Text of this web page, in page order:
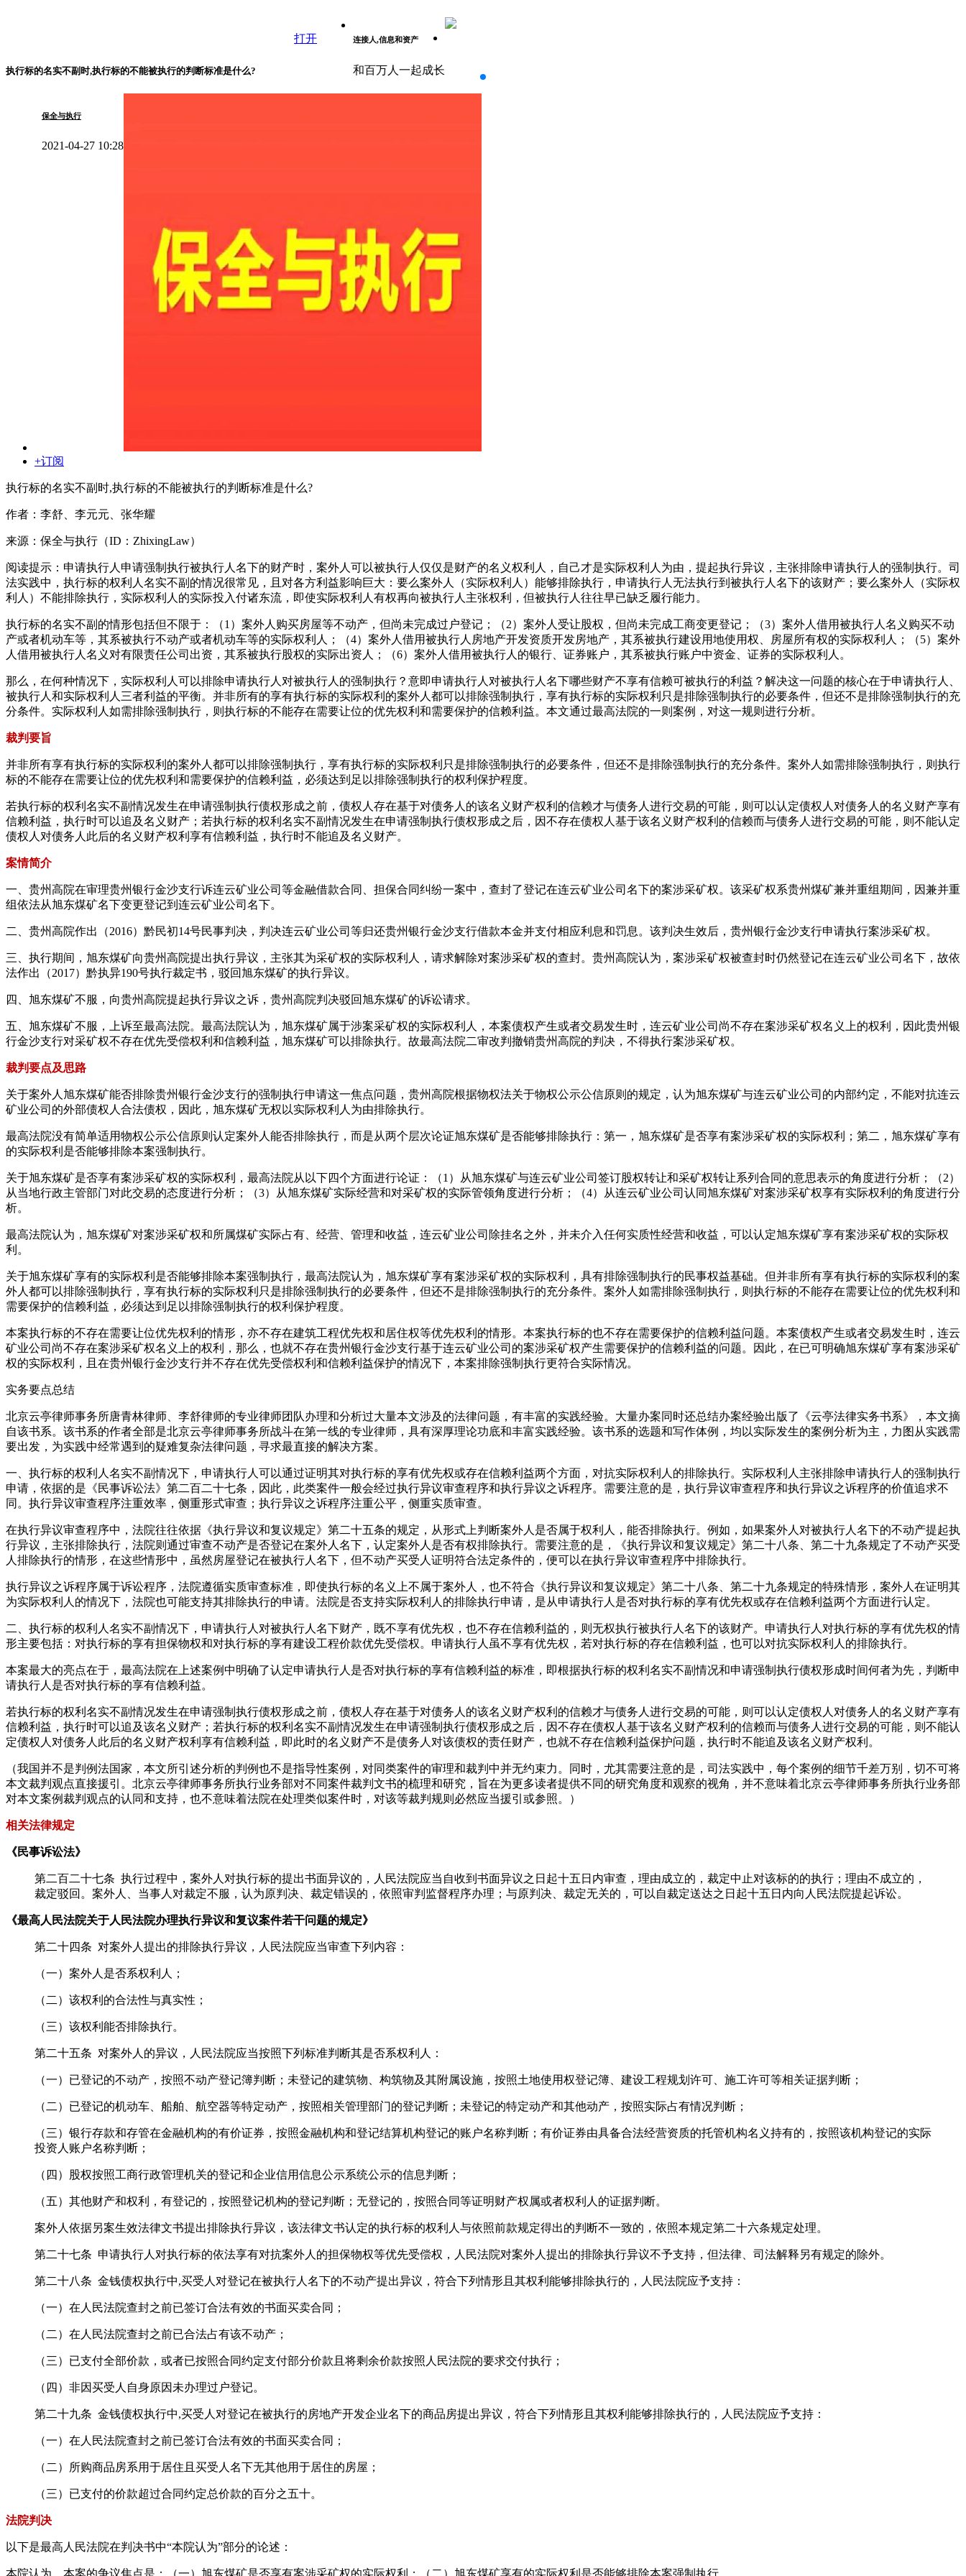
和百万人一起成长
执行标的名实不副时,执行标的不能被执行的判断标准是什么?
保全与执行
2021-04-27 10:28
+订阅
执行标的名实不副时,执行标的不能被执行的判断标准是什么?
作者：李舒、李元元、张华耀
来源：保全与执行（ID：ZhixingLaw）
阅读提示：申请执行人申请强制执行被执行人名下的财产时，案外人可以被执行人仅仅是财产的名义权利人，自己才是实际权利人为由，提起执行异议，主张排除申请执行人的强制执行。司
法实践中，执行标的权利人名实不副的情况很常见，且对各方利益影响巨大：要么案外人（实际权利人）能够排除执行，申请执行人无法执行到被执行人名下的该财产；要么案外人（实际权
利人）不能排除执行，实际权利人的实际投入付诸东流，即使实际权利人有权再向被执行人主张权利，但被执行人往往早已缺乏履行能力。
执行标的名实不副的情形包括但不限于：（1）案外人购买房屋等不动产，但尚未完成过户登记；（2）案外人受让股权，但尚未完成工商变更登记；（3）案外人借用被执行人名义购买不动
产或者机动车等，其系被执行不动产或者机动车等的实际权利人；（4）案外人借用被执行人房地产开发资质开发房地产，其系被执行建设用地使用权、房屋所有权的实际权利人；（5）案外
人借用被执行人名义对有限责任公司出资，其系被执行股权的实际出资人；（6）案外人借用被执行人的银行、证券账户，其系被执行账户中资金、证券的实际权利人。
那么，在何种情况下，实际权利人可以排除申请执行人对被执行人的强制执行？意即申请执行人对被执行人名下哪些财产不享有信赖可被执行的利益？解决这一问题的核心在于申请执行人、
被执行人和实际权利人三者利益的平衡。并非所有的享有执行标的实际权利的案外人都可以排除强制执行，享有执行标的实际权利只是排除强制执行的必要条件，但还不是排除强制执行的充
分条件。实际权利人如需排除强制执行，则执行标的不能存在需要让位的优先权利和需要保护的信赖利益。本文通过最高法院的一则案例，对这一规则进行分析。
裁判要旨
并非所有享有执行标的实际权利的案外人都可以排除强制执行，享有执行标的实际权利只是排除强制执行的必要条件，但还不是排除强制执行的充分条件。案外人如需排除强制执行，则执行
标的不能存在需要让位的优先权利和需要保护的信赖利益，必须达到足以排除强制执行的权利保护程度。
若执行标的权利名实不副情况发生在申请强制执行债权形成之前，债权人存在基于对债务人的该名义财产权利的信赖才与债务人进行交易的可能，则可以认定债权人对债务人的名义财产享有
信赖利益，执行时可以追及名义财产；若执行标的权利名实不副情况发生在申请强制执行债权形成之后，因不存在债权人基于该名义财产权利的信赖而与债务人进行交易的可能，则不能认定
债权人对债务人此后的名义财产权利享有信赖利益，执行时不能追及名义财产。
案情简介
一、贵州高院在审理贵州银行金沙支行诉连云矿业公司等金融借款合同、担保合同纠纷一案中，查封了登记在连云矿业公司名下的案涉采矿权。该采矿权系贵州煤矿兼并重组期间，因兼并重
组依法从旭东煤矿名下变更登记到连云矿业公司名下。
二、贵州高院作出（2016）黔民初14号民事判决，判决连云矿业公司等归还贵州银行金沙支行借款本金并支付相应利息和罚息。该判决生效后，贵州银行金沙支行申请执行案涉采矿权。
三、执行期间，旭东煤矿向贵州高院提出执行异议，主张其为采矿权的实际权利人，请求解除对案涉采矿权的查封。贵州高院认为，案涉采矿权被查封时仍然登记在连云矿业公司名下，故依
法作出（2017）黔执异190号执行裁定书，驳回旭东煤矿的执行异议。
四、旭东煤矿不服，向贵州高院提起执行异议之诉，贵州高院判决驳回旭东煤矿的诉讼请求。
五、旭东煤矿不服，上诉至最高法院。最高法院认为，旭东煤矿属于涉案采矿权的实际权利人，本案债权产生或者交易发生时，连云矿业公司尚不存在案涉采矿权名义上的权利，因此贵州银
行金沙支行对采矿权不存在优先受偿权利和信赖利益，旭东煤矿可以排除执行。故最高法院二审改判撤销贵州高院的判决，不得执行案涉采矿权。
裁判要点及思路
关于案外人旭东煤矿能否排除贵州银行金沙支行的强制执行申请这一焦点问题，贵州高院根据物权法关于物权公示公信原则的规定，认为旭东煤矿与连云矿业公司的内部约定，不能对抗连云
矿业公司的外部债权人合法债权，因此，旭东煤矿无权以实际权利人为由排除执行。
最高法院没有简单适用物权公示公信原则认定案外人能否排除执行，而是从两个层次论证旭东煤矿是否能够排除执行：第一，旭东煤矿是否享有案涉采矿权的实际权利；第二，旭东煤矿享有
的实际权利是否能够排除本案强制执行。
关于旭东煤矿是否享有案涉采矿权的实际权利，最高法院从以下四个方面进行论证：（1）从旭东煤矿与连云矿业公司签订股权转让和采矿权转让系列合同的意思表示的角度进行分析；（2）
从当地行政主管部门对此交易的态度进行分析；（3）从旭东煤矿实际经营和对采矿权的实际管领角度进行分析；（4）从连云矿业公司认同旭东煤矿对案涉采矿权享有实际权利的角度进行分
析。
最高法院认为，旭东煤矿对案涉采矿权和所属煤矿实际占有、经营、管理和收益，连云矿业公司除挂名之外，并未介入任何实质性经营和收益，可以认定旭东煤矿享有案涉采矿权的实际权
利。
关于旭东煤矿享有的实际权利是否能够排除本案强制执行，最高法院认为，旭东煤矿享有案涉采矿权的实际权利，具有排除强制执行的民事权益基础。但并非所有享有执行标的实际权利的案
外人都可以排除强制执行，享有执行标的实际权利只是排除强制执行的必要条件，但还不是排除强制执行的充分条件。案外人如需排除强制执行，则执行标的不能存在需要让位的优先权利和
需要保护的信赖利益，必须达到足以排除强制执行的权利保护程度。
本案执行标的不存在需要让位优先权利的情形，亦不存在建筑工程优先权和居住权等优先权利的情形。本案执行标的也不存在需要保护的信赖利益问题。本案债权产生或者交易发生时，连云
矿业公司尚不存在案涉采矿权名义上的权利，那么，也就不存在贵州银行金沙支行基于连云矿业公司的案涉采矿权产生需要保护的信赖利益的问题。因此，在已可明确旭东煤矿享有案涉采矿
权的实际权利，且在贵州银行金沙支行并不存在优先受偿权利和信赖利益保护的情况下，本案排除强制执行更符合实际情况。
实务要点总结
北京云亭律师事务所唐青林律师、李舒律师的专业律师团队办理和分析过大量本文涉及的法律问题，有丰富的实践经验。大量办案同时还总结办案经验出版了《云亭法律实务书系》，本文摘
自该书系。该书系的作者全部是北京云亭律师事务所战斗在第一线的专业律师，具有深厚理论功底和丰富实践经验。该书系的选题和写作体例，均以实际发生的案例分析为主，力图从实践需
要出发，为实践中经常遇到的疑难复杂法律问题，寻求最直接的解决方案。
一、执行标的权利人名实不副情况下，申请执行人可以通过证明其对执行标的享有优先权或存在信赖利益两个方面，对抗实际权利人的排除执行。实际权利人主张排除申请执行人的强制执行
申请，依据的是《民事诉讼法》第二百二十七条，因此，此类案件一般会经过执行异议审查程序和执行异议之诉程序。需要注意的是，执行异议审查程序和执行异议之诉程序的价值追求不
同。执行异议审查程序注重效率，侧重形式审查；执行异议之诉程序注重公平，侧重实质审查。
在执行异议审查程序中，法院往往依据《执行异议和复议规定》第二十五条的规定，从形式上判断案外人是否属于权利人，能否排除执行。例如，如果案外人对被执行人名下的不动产提起执
行异议，主张排除执行，法院则通过审查不动产是否登记在案外人名下，认定案外人是否有权排除执行。需要注意的是，《执行异议和复议规定》第二十八条、第二十九条规定了不动产买受
人排除执行的情形，在这些情形中，虽然房屋登记在被执行人名下，但不动产买受人证明符合法定条件的，便可以在执行异议审查程序中排除执行。
执行异议之诉程序属于诉讼程序，法院遵循实质审查标准，即使执行标的名义上不属于案外人，也不符合《执行异议和复议规定》第二十八条、第二十九条规定的特殊情形，案外人在证明其
为实际权利人的情况下，法院也可能支持其排除执行的申请。法院是否支持实际权利人的排除执行申请，是从申请执行人是否对执行标的享有优先权或存在信赖利益两个方面进行认定。
二、执行标的权利人名实不副情况下，申请执行人对被执行人名下财产，既不享有优先权，也不存在信赖利益的，则无权执行被执行人名下的该财产。申请执行人对执行标的享有优先权的情
形主要包括：对执行标的享有担保物权和对执行标的享有建设工程价款优先受偿权。申请执行人虽不享有优先权，若对执行标的存在信赖利益，也可以对抗实际权利人的排除执行。
本案最大的亮点在于，最高法院在上述案例中明确了认定申请执行人是否对执行标的享有信赖利益的标准，即根据执行标的权利名实不副情况和申请强制执行债权形成时间何者为先，判断申
请执行人是否对执行标的享有信赖利益。
若执行标的权利名实不副情况发生在申请强制执行债权形成之前，债权人存在基于对债务人的该名义财产权利的信赖才与债务人进行交易的可能，则可以认定债权人对债务人的名义财产享有
信赖利益，执行时可以追及该名义财产；若执行标的权利名实不副情况发生在申请强制执行债权形成之后，因不存在债权人基于该名义财产权利的信赖而与债务人进行交易的可能，则不能认
定债权人对债务人此后的名义财产权利享有信赖利益，即此时的名义财产不是债务人对该债权的责任财产，也就不存在信赖利益保护问题，执行时不能追及该名义财产权利。
（我国并不是判例法国家，本文所引述分析的判例也不是指导性案例，对同类案件的审理和裁判中并无约束力。同时，尤其需要注意的是，司法实践中，每个案例的细节千差万别，切不可将
本文裁判观点直接援引。北京云亭律师事务所执行业务部对不同案件裁判文书的梳理和研究，旨在为更多读者提供不同的研究角度和观察的视角，并不意味着北京云亭律师事务所执行业务部
对本文案例裁判观点的认同和支持，也不意味着法院在处理类似案件时，对该等裁判规则必然应当援引或参照。）
相关法律规定
《民事诉讼法》
第二百二十七条 执行过程中，案外人对执行标的提出书面异议的，人民法院应当自收到书面异议之日起十五日内审查，理由成立的，裁定中止对该标的的执行；理由不成立的，
裁定驳回。案外人、当事人对裁定不服，认为原判决、裁定错误的，依照审判监督程序办理；与原判决、裁定无关的，可以自裁定送达之日起十五日内向人民法院提起诉讼。
《最高人民法院关于人民法院办理执行异议和复议案件若干问题的规定》
第二十四条 对案外人提出的排除执行异议，人民法院应当审查下列内容：
（一）案外人是否系权利人；
（二）该权利的合法性与真实性；
（三）该权利能否排除执行。
第二十五条 对案外人的异议，人民法院应当按照下列标准判断其是否系权利人：
（一）已登记的不动产，按照不动产登记簿判断；未登记的建筑物、构筑物及其附属设施，按照土地使用权登记簿、建设工程规划许可、施工许可等相关证据判断；
（二）已登记的机动车、船舶、航空器等特定动产，按照相关管理部门的登记判断；未登记的特定动产和其他动产，按照实际占有情况判断；
（三）银行存款和存管在金融机构的有价证券，按照金融机构和登记结算机构登记的账户名称判断；有价证券由具备合法经营资质的托管机构名义持有的，按照该机构登记的实际
投资人账户名称判断；
（四）股权按照工商行政管理机关的登记和企业信用信息公示系统公示的信息判断；
（五）其他财产和权利，有登记的，按照登记机构的登记判断；无登记的，按照合同等证明财产权属或者权利人的证据判断。
案外人依据另案生效法律文书提出排除执行异议，该法律文书认定的执行标的权利人与依照前款规定得出的判断不一致的，依照本规定第二十六条规定处理。
第二十七条 申请执行人对执行标的依法享有对抗案外人的担保物权等优先受偿权，人民法院对案外人提出的排除执行异议不予支持，但法律、司法解释另有规定的除外。
第二十八条 金钱债权执行中,买受人对登记在被执行人名下的不动产提出异议，符合下列情形且其权利能够排除执行的，人民法院应予支持：
（一）在人民法院查封之前已签订合法有效的书面买卖合同；
（二）在人民法院查封之前已合法占有该不动产；
（三）已支付全部价款，或者已按照合同约定支付部分价款且将剩余价款按照人民法院的要求交付执行；
（四）非因买受人自身原因未办理过户登记。
第二十九条 金钱债权执行中,买受人对登记在被执行的房地产开发企业名下的商品房提出异议，符合下列情形且其权利能够排除执行的，人民法院应予支持：
（一）在人民法院查封之前已签订合法有效的书面买卖合同；
（二）所购商品房系用于居住且买受人名下无其他用于居住的房屋；
（三）已支付的价款超过合同约定总价款的百分之五十。
法院判决
以下是最高人民法院在判决书中“本院认为”部分的论述：